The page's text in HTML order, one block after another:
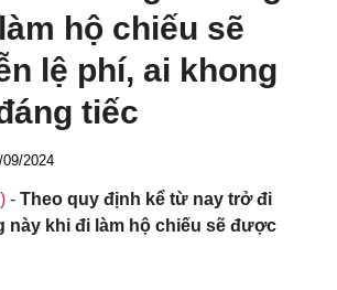
hộ chiếu sẽ
lệ phí, ai khong
tiếc
2024
- Theo quy định kể từ nay trở đi
khi đi làm hộ chiếu sẽ được